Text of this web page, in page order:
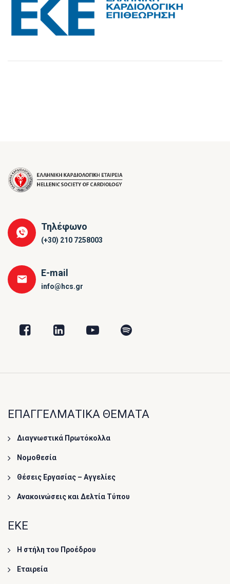
Τηλέφωνο
(+30) 210 7258003
E-mail
info@hcs.gr
ΕΠΑΓΓΕΛΜΑΤΙΚΑ ΘΕΜΑΤΑ
Διαγνωστικά Πρωτόκολλα
Νομοθεσία
Θέσεις Εργασίας – Αγγελίες
Ανακοινώσεις και Δελτία Τύπου
ΕΚΕ
Η στήλη του Προέδρου
Εταιρεία